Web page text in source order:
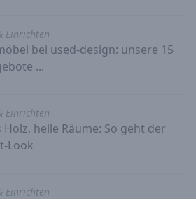
Einrichten
bei used-design: unsere 15
...
Einrichten
Holz, helle Räume: So geht der
Look
Einrichten